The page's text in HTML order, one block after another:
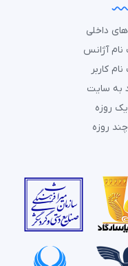
داخلی
آژانس
کاربر
به سایت
روزه
روزه